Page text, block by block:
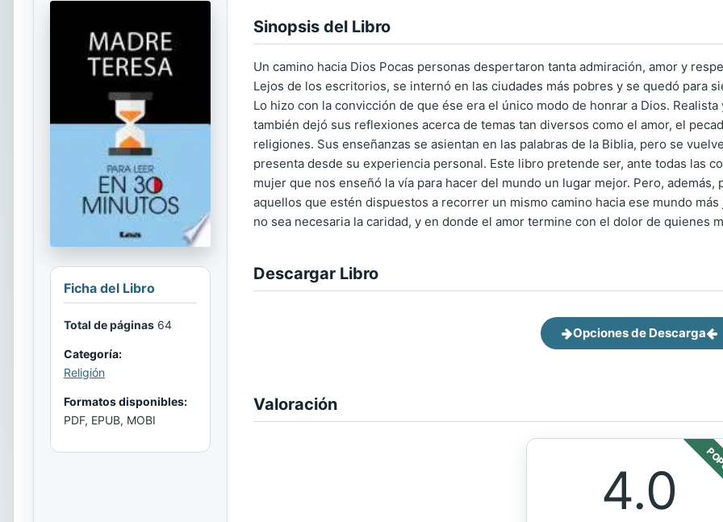
Ficha del Libro
Total de páginas 64
Categoría:
Religión
Formatos disponibles:
PDF, EPUB, MOBI
Sinopsis del Libro
Un camino hacia Dios Pocas personas despertaron tanta admiración, amor y
Lejos de los escritorios, se internó en las ciudades más pobres y se quedó para
Lo hizo con la convicción de que ése era el único modo de honrar a Dios.
también dejó sus reflexiones acerca de temas tan diversos como el amor, el
religiones. Sus enseñanzas se asientan en las palabras de la Biblia, pero se
presenta desde su experiencia personal. Este libro pretende ser, ante todas las
mujer que nos enseñó la vía para hacer del mundo un lugar mejor. Pero,
aquellos que estén dispuestos a recorrer un mismo camino hacia ese mundo
no sea necesaria la caridad, y en donde el amor termine con el dolor de quienes
Descargar Libro
Opciones de Descarga
Valoración
4.0